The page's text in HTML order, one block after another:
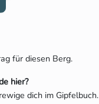
für diesen Berg.
hier?
dich im Gipfelbuch.